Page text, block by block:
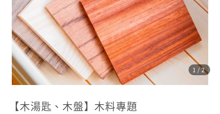
1 /2
【木湯匙、木盤】木料專題